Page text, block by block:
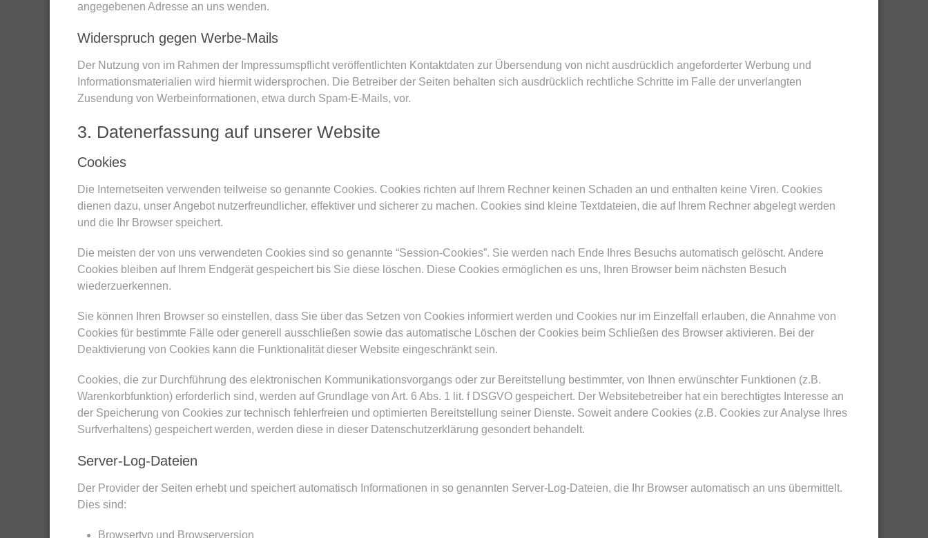
angegebenen Adresse an uns wenden.
Widerspruch gegen Werbe-Mails
Der Nutzung von im Rahmen der Impressumspflicht veröffentlichten Kontaktdaten zur Übersendung von nicht ausdrücklich angeforderter Werbung und
Informationsmaterialien wird hiermit widersprochen. Die Betreiber der Seiten behalten sich ausdrücklich rechtliche Schritte im Falle der unverlangten
Zusendung von Werbeinformationen, etwa durch Spam-E-Mails, vor.
3. Datenerfassung auf unserer Website
Cookies
Die Internetseiten verwenden teilweise so genannte Cookies. Cookies richten auf Ihrem Rechner keinen Schaden an und enthalten keine Viren. Cookies
dienen dazu, unser Angebot nutzerfreundlicher, effektiver und sicherer zu machen. Cookies sind kleine Textdateien, die auf Ihrem Rechner abgelegt werden
und die Ihr Browser speichert.
Die meisten der von uns verwendeten Cookies sind so genannte “Session-Cookies”. Sie werden nach Ende Ihres Besuchs automatisch gelöscht. Andere
Cookies bleiben auf Ihrem Endgerät gespeichert bis Sie diese löschen. Diese Cookies ermöglichen es uns, Ihren Browser beim nächsten Besuch
wiederzuerkennen.
Sie können Ihren Browser so einstellen, dass Sie über das Setzen von Cookies informiert werden und Cookies nur im Einzelfall erlauben, die Annahme von
Cookies für bestimmte Fälle oder generell ausschließen sowie das automatische Löschen der Cookies beim Schließen des Browser aktivieren. Bei der
Deaktivierung von Cookies kann die Funktionalität dieser Website eingeschränkt sein.
Cookies, die zur Durchführung des elektronischen Kommunikationsvorgangs oder zur Bereitstellung bestimmter, von Ihnen erwünschter Funktionen (z.B.
Warenkorbfunktion) erforderlich sind, werden auf Grundlage von Art. 6 Abs. 1 lit. f DSGVO gespeichert. Der Websitebetreiber hat ein berechtigtes Interesse an
der Speicherung von Cookies zur technisch fehlerfreien und optimierten Bereitstellung seiner Dienste. Soweit andere Cookies (z.B. Cookies zur Analyse Ihres
Surfverhaltens) gespeichert werden, werden diese in dieser Datenschutzerklärung gesondert behandelt.
Server-Log-Dateien
Der Provider der Seiten erhebt und speichert automatisch Informationen in so genannten Server-Log-Dateien, die Ihr Browser automatisch an uns übermittelt.
Dies sind:
Browsertyp und Browserversion